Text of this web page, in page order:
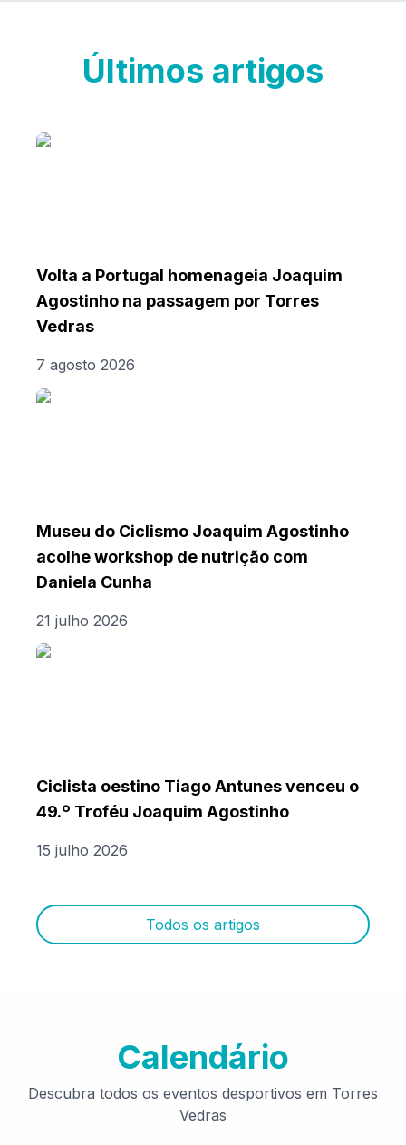
Últimos artigos
Volta a Portugal homenageia Joaquim
Agostinho na passagem por Torres
Vedras
7 agosto 2026
Museu do Ciclismo Joaquim Agostinho
acolhe workshop de nutrição com
Daniela Cunha
21 julho 2026
Ciclista oestino Tiago Antunes venceu o
49.º Troféu Joaquim Agostinho
15 julho 2026
Todos os artigos
Calendário
Descubra todos os eventos desportivos em Torres
Vedras